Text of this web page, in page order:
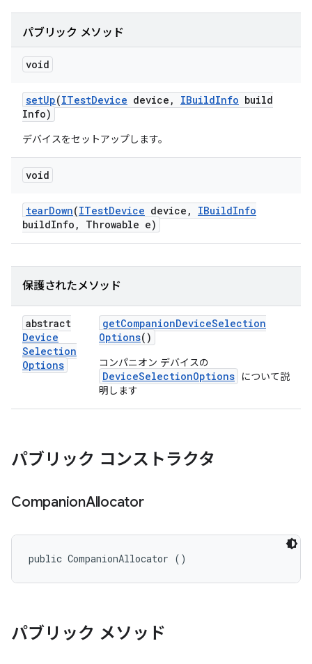
パブリック メソッド
void
setUp(ITestDevice device , IBuildInfo build
Info)
デバイスをセットアップします。
void
tearDown(ITestDevice device , IBuildInfo
buildInfo , Throwable e)
保護されたメソッド
abstract
Device
Selection
Options
getCompanionDeviceSelection
Options()
コンパニオン デバイスの
DeviceSelectionOptions
について説
明します
パブリック コンストラクタ
CompanionAllocator
public CompanionAllocator ()
パブリック メソッド